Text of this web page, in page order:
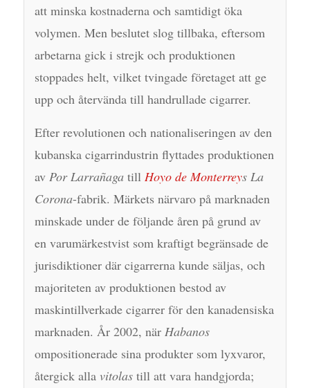
att minska kostnaderna och samtidigt öka
volymen. Men beslutet slog tillbaka, eftersom
arbetarna gick i strejk och produktionen
stoppades helt, vilket tvingade företaget att ge
upp och återvända till handrullade cigarrer.
Efter revolutionen och nationaliseringen av den
kubanska cigarrindustrin flyttades produktionen
av Por Larrañagatill Hoyo de Monterreys La
Corona-fabrik. Märkets närvaro på marknaden
minskade under de följande åren på grund av
en varumärkestvist som kraftigt begränsade de
jurisdiktioner där cigarrerna kunde säljas, och
majoriteten av produktionen bestod av
maskintillverkade cigarrer för den kanadensiska
marknaden. År 2002, när Habanos
ompositionerade sina produkter som lyxvaror,
återgick alla vitolastill att vara handgjorda;